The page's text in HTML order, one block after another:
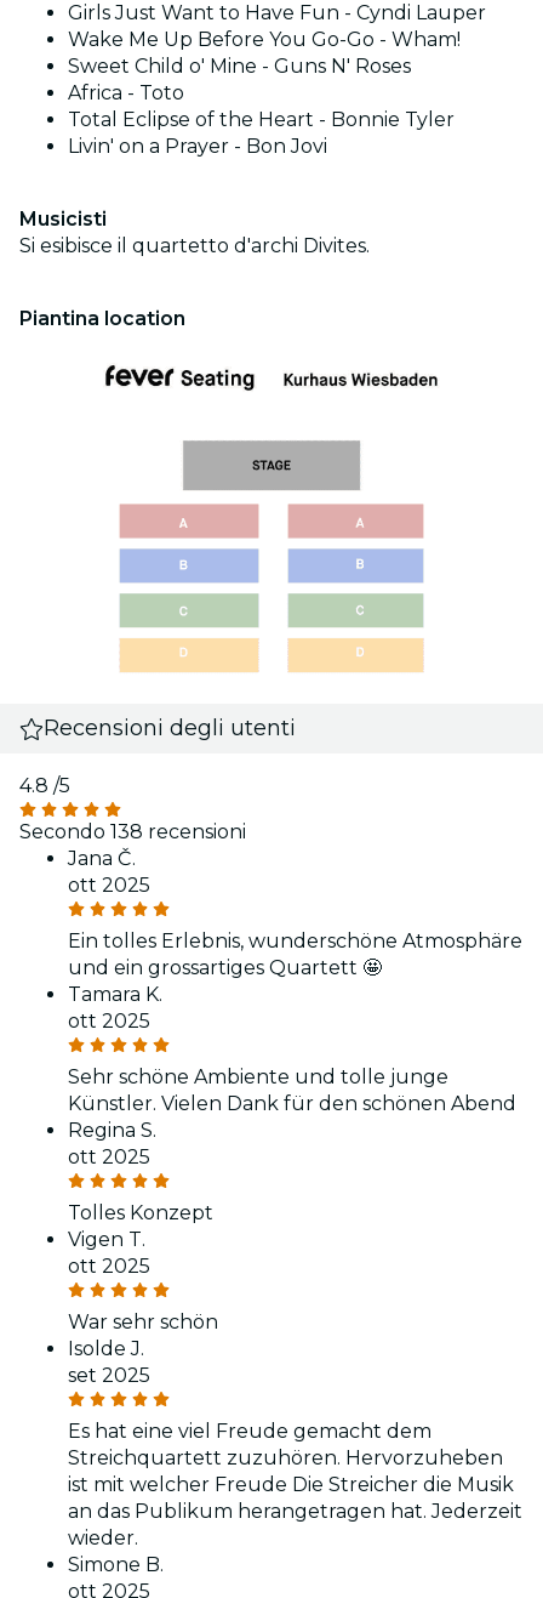
Girls Just Want to Have Fun - Cyndi Lauper
Wake Me Up Before You Go-Go - Wham!
Sweet Child o' Mine - Guns N' Roses
Africa - Toto
Total Eclipse of the Heart - Bonnie Tyler
Livin' on a Prayer - Bon Jovi
Musicisti
Si esibisce il quartetto d'archi Divites.
Piantina location
Recensioni degli utenti
4.8 /5
Secondo 138 recensioni
Jana Č.
ott 2025
Ein tolles Erlebnis, wunderschöne Atmosphäre
und ein grossartiges Quartett 🤩
Tamara K.
ott 2025
Sehr schöne Ambiente und tolle junge
Künstler. Vielen Dank für den schönen Abend
Regina S.
ott 2025
Tolles Konzept
Vigen T.
ott 2025
War sehr schön
Isolde J.
set 2025
Es hat eine viel Freude gemacht dem
Streichquartett zuzuhören. Hervorzuheben
ist mit welcher Freude Die Streicher die Musik
an das Publikum herangetragen hat. Jederzeit
wieder.
Simone B.
ott 2025